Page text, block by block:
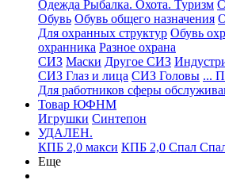
Одежда Рыбалка. Охота. Туризм
Обувь Обувь общего назначения
Для охранных структур Обувь
охранника Разное охрана
СИЗ Маски Другое СИЗ
СИЗ Глаз и лица СИЗ Головы ...
Для работников сферы
Товар ЮФНМ
Игрушки Синтепон
УДАЛЕН.
КПБ 2,0 макси КПБ 2,0 Спал
Еще